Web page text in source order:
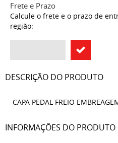
Frete e Prazo
Calcule o frete e o prazo de
região:
DESCRIÇÃO DO PRODUTO
CAPA PEDAL FREIO
INFORMAÇÕES DO PRODUTO